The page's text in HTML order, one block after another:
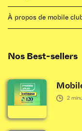
À propos de mobile
Nos Best-sellers
2